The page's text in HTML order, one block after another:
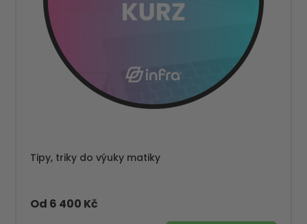
Tipy, triky do výuky matiky
Od 6 400 Kč